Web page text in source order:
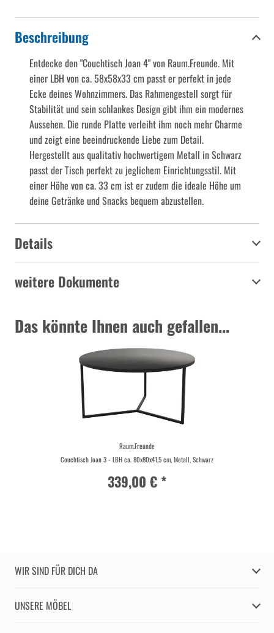
Beschreibung
Entdecke den "Couchtisch Joan 4" von Raum.Freunde. Mit
einer LBH von ca. 58x58x33 cm passt er perfekt in jede
Ecke deines Wohnzimmers. Das Rahmengestell sorgt für
Stabilität und sein schlankes Design gibt ihm ein modernes
Aussehen. Die runde Platte verleiht ihm noch mehr Charme
und zeigt eine beeindruckende Liebe zum Detail.
Hergestellt aus qualitativ hochwertigem Metall in Schwarz
passt der Tisch perfekt zu jeglichem Einrichtungsstil. Mit
einer Höhe von ca. 33 cm ist er zudem die ideale Höhe um
deine Getränke und Snacks bequem abzustellen.
Details
weitere Dokumente
Das könnte Ihnen auch gefallen...
Raum.Freunde
Couchtisch Joan 3 - LBH ca. 80x80x41,5 cm, Metall, Schwarz
339,00 € *
WIR SIND FÜR DICH DA
UNSERE MÖBEL